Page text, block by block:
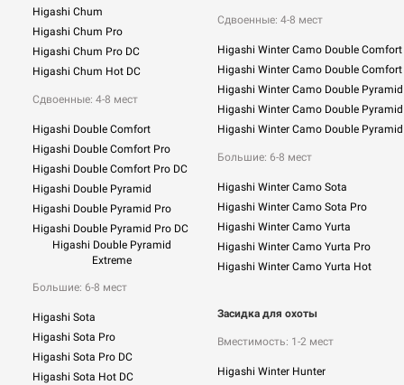
Higashi Chum
Higashi Chum Pro
Higashi Chum Pro DC
Higashi Chum Hot DC
Сдвоенные: 4-8 мест
Higashi Double Comfort
Higashi Double Comfort Pro
Higashi Double Comfort Pro DC
Higashi Double Pyramid
Higashi Double Pyramid Pro
Higashi Double Pyramid Pro DC
Higashi Double Pyramid
Extreme
Большие: 6-8 мест
Higashi Sota
Higashi Sota Pro
Higashi Sota Pro DC
Higashi Sota Hot DC
Сдвоенные: 4-8 мест
Higashi Winter Camo Double Comfort
Higashi Winter Camo Double
Higashi Winter Camo Double Pyramid
Higashi Winter Camo Double
Higashi Winter Camo Double
Большие: 6-8 мест
Higashi Winter Camo Sota
Higashi Winter Camo Sota Pro
Higashi Winter Camo Yurta
Higashi Winter Camo Yurta Pro
Higashi Winter Camo Yurta Hot
Засидка для охоты
Вместимость: 1-2 мест
Higashi Winter Hunter